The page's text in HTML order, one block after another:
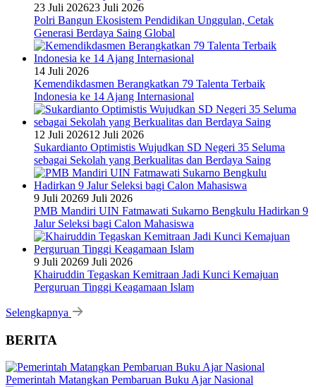
23 Juli 202623 Juli 2026
Polri Bangun Ekosistem Pendidikan Unggulan, Cetak
Generasi Berdaya Saing Global
14 Juli 2026
Kemendikdasmen Berangkatkan 79 Talenta Terbaik
Indonesia ke 14 Ajang Internasional
12 Juli 202612 Juli 2026
Sukardianto Optimistis Wujudkan SD Negeri 35 Seluma
sebagai Sekolah yang Berkualitas dan Berdaya Saing
9 Juli 20269 Juli 2026
PMB Mandiri UIN Fatmawati Sukarno Bengkulu Hadirkan 9
Jalur Seleksi bagi Calon Mahasiswa
9 Juli 20269 Juli 2026
Khairuddin Tegaskan Kemitraan Jadi Kunci Kemajuan
Perguruan Tinggi Keagamaan Islam
Selengkapnya
BERITA
Pemerintah Matangkan Pembaruan Buku Ajar Nasional